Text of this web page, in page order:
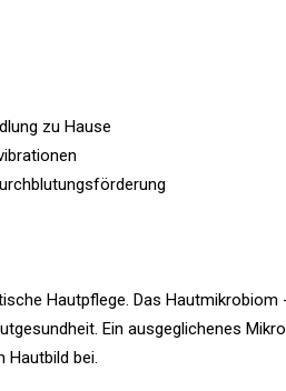
zu Hause
Hautpflege. Das
Ein ausgeglichenes
Hautbild bei.